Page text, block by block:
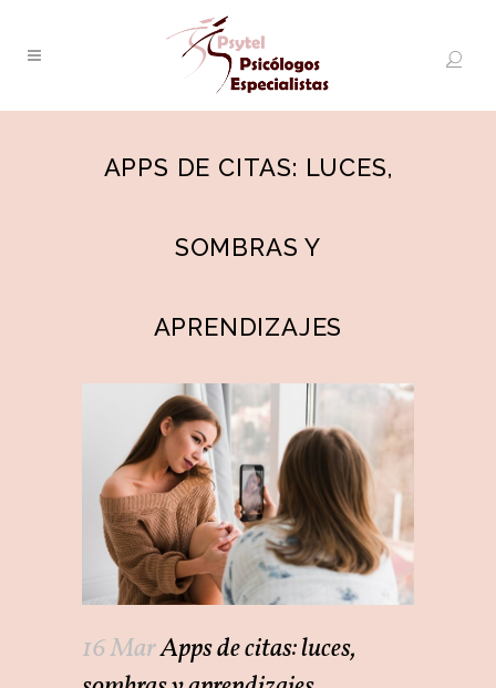
APPS DE CITAS: LUCES,
SOMBRAS Y
APRENDIZAJES
16 MarApps de citas: luces,